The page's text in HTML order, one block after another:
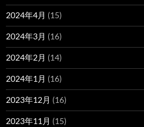
2024年4月 (15)
2024年3月 (16)
2024年2月 (14)
2024年1月 (16)
2023年12月 (16)
2023年11月 (15)